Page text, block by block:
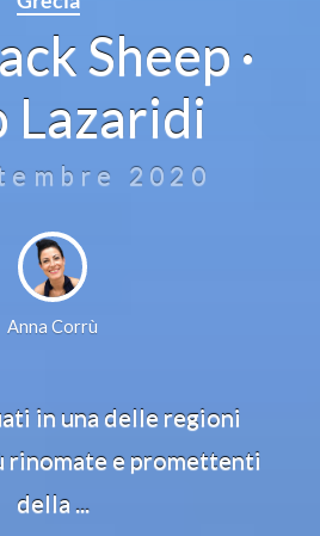
Sheep ·
Lazaridi
2020
Anna Corrù
in una delle regioni
e promettenti
della ...